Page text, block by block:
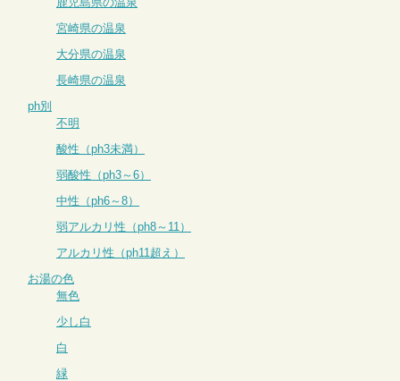
宮崎県の温泉
大分県の温泉
長崎県の温泉
ph別
不明
酸性（ph3未満）
弱酸性（ph3～6）
中性（ph6～8）
弱アルカリ性（ph8～11）
アルカリ性（ph11超え）
お湯の色
無色
少し白
白
緑